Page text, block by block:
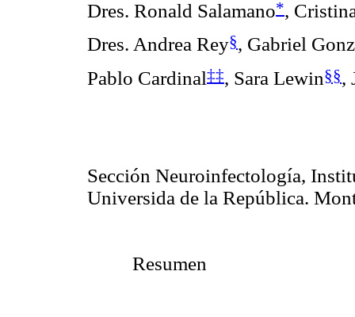
Dres. Ronald Salamano*,
Dres. Andrea Rey§, Gabriel
Pablo Cardinal‡‡, Sara Lewin§§,
Sección Neuroinfectología,
Universida de la República.
Resumen